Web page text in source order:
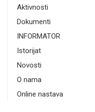
Aktivnosti
Dokumenti
INFORMATOR
Istorijat
Novosti
O nama
Online nastava